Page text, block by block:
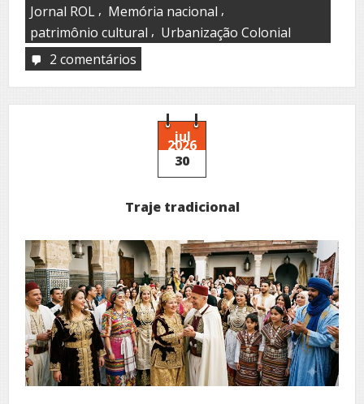
Jornal ROL , Memória nacional ,
patrimônio cultural , Urbanização Colonial
2 comentários
Formação
das
Cidades
Históricas
Brasileiras
jul
2026
30
Traje tradicional